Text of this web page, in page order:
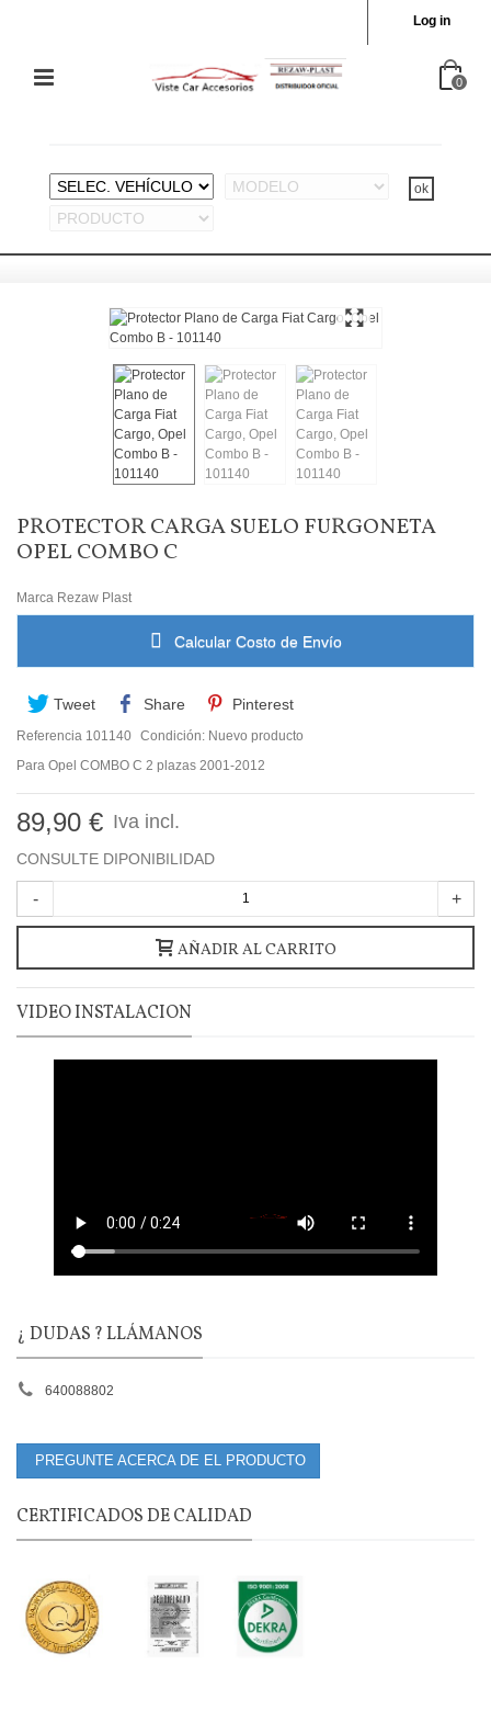
Log in
0
PROTECTOR CARGA SUELO FURGONETA
OPEL COMBO C
Marca Rezaw Plast
Calcular Costo de Envío
Tweet Share Pinterest
Referencia 101140 Condición: Nuevo producto
Para Opel COMBO C 2 plazas 2001-2012
89,90 € Iva incl.
CONSULTE DIPONIBILIDAD
- +
AÑADIR AL CARRITO
VIDEO INSTALACION
¿ DUDAS ? LLÁMANOS
640088802
PREGUNTE ACERCA DE EL PRODUCTO
CERTIFICADOS DE CALIDAD